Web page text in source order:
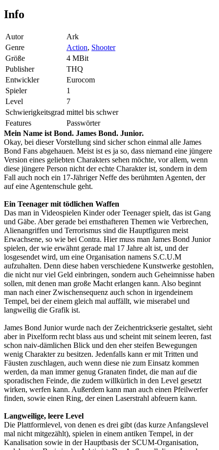
Info
Autor
Ark
Genre
Action, Shooter
Größe
4 MBit
Publisher
THQ
Entwickler
Eurocom
Spieler
1
Level
7
Schwierigkeitsgrad mittel bis schwer
Features
Passwörter
Mein Name ist Bond. James Bond. Junior.
Okay, bei dieser Vorstellung sind sicher schon einmal alle James
Bond Fans abgehauen. Meist ist es ja so, dass niemand eine jüngere
Version eines geliebten Charakters sehen möchte, vor allem, wenn
diese jüngere Person nicht der echte Charakter ist, sondern in dem
Fall auch noch ein 17-Jähriger Neffe des berühmten Agenten, der
auf eine Agentenschule geht.
Ein Teenager mit tödlichen Waffen
Das man in Videospielen Kinder oder Teenager spielt, das ist Gang
und Gäbe. Aber gerade bei ernsthafteren Themen wie Verbrechen,
Alienangriffen und Terrorismus sind die Hauptfiguren meist
Erwachsene, so wie bei Contra. Hier muss man James Bond Junior
spielen, der wie erwähnt gerade mal 17 Jahre alt ist, und der
losgesendet wird, um eine Organisation namens S.C.U.M
aufzuhalten. Denn diese haben verschiedene Kunstwerke gestohlen,
die nicht nur viel Geld einbringen, sondern auch Geheimnisse haben
sollen, mit denen man große Macht erlangen kann. Also beginnt
man nach einer Zwischensequenz auch schon in irgendeinem
Tempel, bei der einem gleich mal auffällt, wie miserabel und
langweilig die Grafik ist.
James Bond Junior wurde nach der Zeichentrickserie gestaltet, sieht
aber in Pixelform recht blass aus und scheint mit seinem leeren, fast
schon naiv-dämlichen Blick und den eher steifen Bewegungen
wenig Charakter zu besitzen. Jedenfalls kann er mit Tritten und
Fäusten zuschlagen, auch wenn diese nie zum Einsatz kommen
werden, da man immer genug Granaten findet, die man auf die
sporadischen Feinde, die zudem willkürlich in den Level gesetzt
wirken, werfen kann. Außerdem kann man auch einen Pfeilwerfer
finden, sowie einen Ring, der einen Laserstrahl abfeuern kann.
Langweilige, leere Level
Die Plattformlevel, von denen es drei gibt (das kurze Anfangslevel
mal nicht mitgezählt), spielen in einem antiken Tempel, in der
Kanalisation sowie in der Hauptbasis der SCUM-Organisation,